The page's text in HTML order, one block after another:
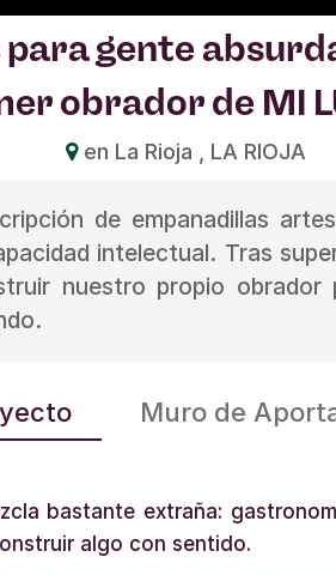
para gente
obrador de MI
en La Rioja , LA RIOJA
de empanadillas
intelectual. Tras
nuestro propio obrador
Muro de
bastante extraña:
algo con sentido.